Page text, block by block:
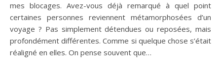
mes blocages. Avez-vous déjà remarqué à quel point
certaines personnes reviennent métamorphosées d’un
voyage ? Pas simplement détendues ou reposées, mais
profondément différentes. Comme si quelque chose s’était
réaligné en elles. On pense souvent que…